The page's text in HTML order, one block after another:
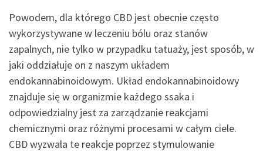
Powodem, dla którego CBD jest obecnie często
wykorzystywane w leczeniu bólu oraz stanów
zapalnych, nie tylko w przypadku tatuaży, jest sposób, w
jaki oddziałuje on z naszym układem
endokannabinoidowym. Układ endokannabinoidowy
znajduje się w organizmie każdego ssaka i
odpowiedzialny jest za zarządzanie reakcjami
chemicznymi oraz różnymi procesami w całym ciele.
CBD wyzwala te reakcje poprzez stymulowanie